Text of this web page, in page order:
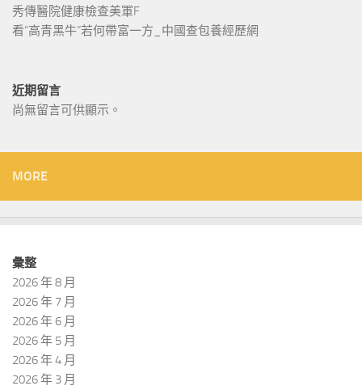
秀傳醫院健康檢查美軍F
看“高青黑牛”若何帶富一方_中國查包養經歷網
近期留言
尚無留言可供顯示。
MORE
彙整
2026 年 8 月
2026 年 7 月
2026 年 6 月
2026 年 5 月
2026 年 4 月
2026 年 3 月